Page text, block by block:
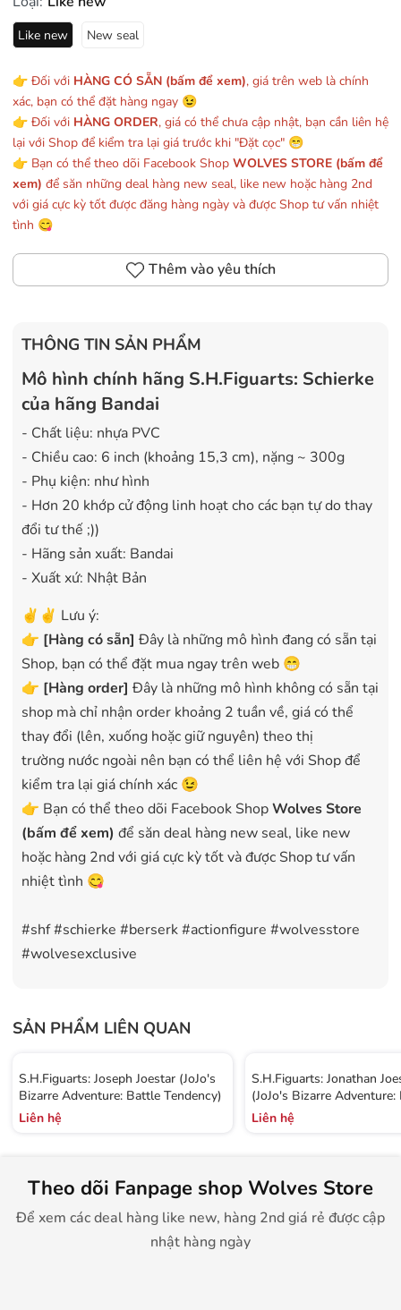
Like new New seal
👉 Đối với HÀNG CÓ SẴN (bấm để xem), giá trên web là chính
xác, bạn có thể đặt hàng ngay 😉
👉 Đối với HÀNG ORDER, giá có thể chưa cập nhật, bạn cần liên hệ
lại với Shop để kiểm tra lại giá trước khi "Đặt cọc" 😁
👉 Bạn có thể theo dõi Facebook Shop WOLVES STORE (bấm để
xem) để săn những deal hàng new seal, like new hoặc hàng 2nd
với giá cực kỳ tốt được đăng hàng ngày và được Shop tư vấn nhiệt
tình 😋
Thêm vào yêu thích
THÔNG TIN SẢN PHẨM
Mô hình chính hãng S.H.Figuarts: Schierke
của hãng Bandai
- Chất liệu: nhựa PVC
- Chiều cao: 6 inch (khoảng 15,3 cm), nặng ~ 300g
- Phụ kiện: như hình
- Hơn 20 khớp cử động linh hoạt cho các bạn tự do thay
đổi tư thế ;))
- Hãng sản xuất: Bandai
- Xuất xứ: Nhật Bản
✌️✌️ Lưu ý:
👉 [Hàng có sẵn] Đây là những mô hình đang có sẵn tại
Shop, bạn có thể đặt mua ngay trên web 😁
👉 [Hàng order] Đây là những mô hình không có sẵn tại
shop mà chỉ nhận order khoảng 2 tuần về, giá có thể
thay đổi (lên, xuống hoặc giữ nguyên) theo thị
trường nước ngoài nên bạn có thể liên hệ với Shop để
kiểm tra lại giá chính xác 😉
👉 Bạn có thể theo dõi Facebook ShopWolves Store
(bấm để xem) để săn deal hàng new seal, like new
hoặc hàng 2nd với giá cực kỳ tốt và được Shop tư vấn
nhiệt tình 😋
#shf #schierke #berserk #actionfigure #wolvesstore
#wolvesexclusive
SẢN PHẨM LIÊN QUAN
S.H.Figuarts: Joseph Joestar (JoJo's
Bizarre Adventure: Battle Tendency)
Liên hệ
S.H.Figuarts: Jonathan
(JoJo's Bizarre
Tendency)
Liên hệ
Theo dõi Fanpage shop Wolves Store
Để xem các deal hàng like new, hàng 2nd giá rẻ được cập
nhật hàng ngày